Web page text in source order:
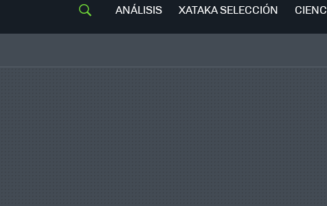
ANÁLISIS XATAKA SELECCIÓN